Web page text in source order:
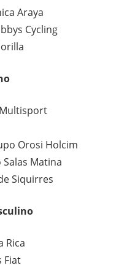
Araya
Cycling
Orosi Holcim
Salas Matina
Siquirres
Rica
Fiat